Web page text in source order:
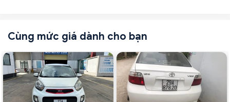
Cùng mức giá dành cho bạn